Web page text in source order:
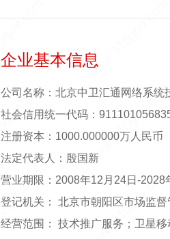
企业基本信息
公司名称：北京中卫汇通网络系统
社会信用统一代码：
注册资本：1000.000000万人民币
法定代表人：殷国新
营业期限：2008年12月24日-
登记机关： 北京市朝阳区市场监督
经营范围： 技术推广服务；卫星